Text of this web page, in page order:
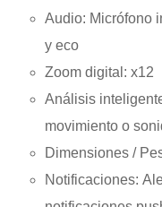
Audio: Micrófono
y eco
Zoom digital: x12
Análisis
movimiento o
Dimensiones /
Notificaciones: